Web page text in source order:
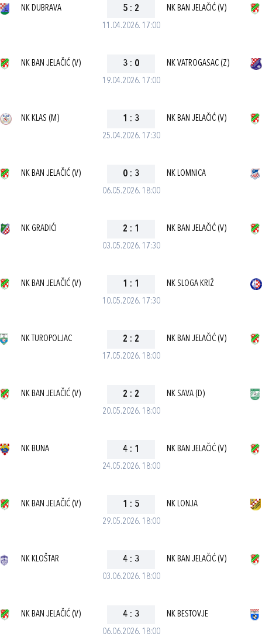
11.04.2026. 17:00
NK DUBRAVA 5 : 2 NK BAN JELAČIĆ (V)
19.04.2026. 17:00
NK BAN JELAČIĆ (V) 3 : 0 NK VATROGASAC (Z)
25.04.2026. 17:30
NK KLAS (M) 1 : 3 NK BAN JELAČIĆ (V)
06.05.2026. 18:00
NK BAN JELAČIĆ (V) 0 : 3 NK LOMNICA
03.05.2026. 17:30
NK GRADIĆI 2 : 1 NK BAN JELAČIĆ (V)
10.05.2026. 17:30
NK BAN JELAČIĆ (V) 1 : 1 NK SLOGA KRIŽ
17.05.2026. 18:00
NK TUROPOLJAC 2 : 2 NK BAN JELAČIĆ (V)
20.05.2026. 18:00
NK BAN JELAČIĆ (V) 2 : 2 NK SAVA (D)
24.05.2026. 18:00
NK BUNA 4 : 1 NK BAN JELAČIĆ (V)
29.05.2026. 18:00
NK BAN JELAČIĆ (V) 1 : 5 NK LONJA
03.06.2026. 18:00
NK KLOŠTAR 4 : 3 NK BAN JELAČIĆ (V)
06.06.2026. 18:00
NK BAN JELAČIĆ (V) 4 : 3 NK BESTOVJE